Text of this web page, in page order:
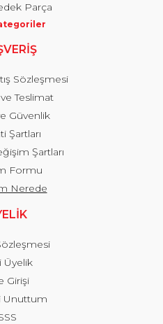
Parça
Sözleşmesi
Teslimat
Güvenlik
Şartları
Şartları
Formu
Nerede
Üyelik
Girişi
Unuttum